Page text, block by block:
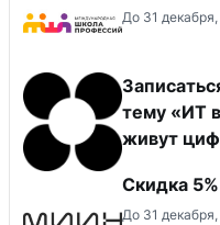
До 31
тему «ИТ
живут
Скидка
До 31